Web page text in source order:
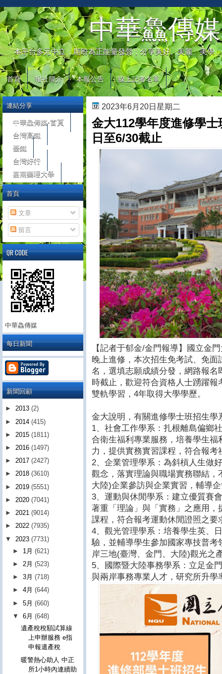
中華鱻傳媒
本平台多元中立，期盼為正能量發聲，分享美好、美麗、美學
首頁 報社簡介 本報公告 線上記者名單
2023年6月20日星期二
金大112學年度進修學
日至6/30截止
【記者于郁金/金門報導】國立金
晚上進修，本次招生免考試、免
名，選填志願成績分發，網路報名
時截止，歡迎符合資格人士踴躍
雙軌學習，4年取得大學學歷。
金大說明，有關進修學士班招生學
1、社會工作學系：扎根離島偏鄉
合衛生福利專業服務，培養學生
力，提供實務實習課程，符合報
2、企業管理學系：為斜槓人生做
觀念，落實理論與職場實務聯結
大陸)企業參訪與企業實習，輔導
3、運動與休閒學系：建立優質賽
著重「理論」與「實務」之應用
課程，符合報考運動休閒證照之要
4、觀光管理學系：培養學生英、
驗，並輔導學生參加國家專技普
岸三地(臺灣、金門、大陸)觀光之
5、國際暨大陸事務學系：立足金
與兩岸事務專業人才，研究所升學
連結分享
中華鱻傳媒-首頁
台灣高鐵
臺鐵
台灣好行
嘉南藥理大學
首頁
文章
留言
QR CODE
中華鱻傳媒
每日新聞
新聞回顧
► 2013 (2)
► 2014 (415)
► 2015 (1811)
► 2016 (1497)
► 2017 (2427)
► 2018 (3610)
► 2019 (5551)
► 2020 (7041)
► 2021 (9014)
► 2022 (7935)
▼ 2023 (7731)
► 1月(621)
► 2月(523)
►3月(718)
►4月(644)
►5月(660)
▼6月(648)
遺產稅稅額試算線
上申辦服務 e指
申報遺產稅
暖警熱心助人 中正
所1小時內連續助